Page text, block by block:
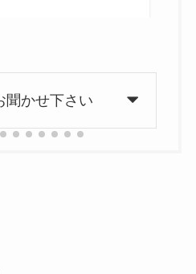
聞かせ下さい